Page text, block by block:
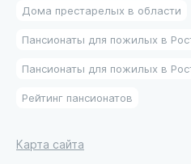
Дома престарелых в области
Пансионаты для пожилых в
Пансионаты для пожилых в
Рейтинг пансионатов
Карта сайта